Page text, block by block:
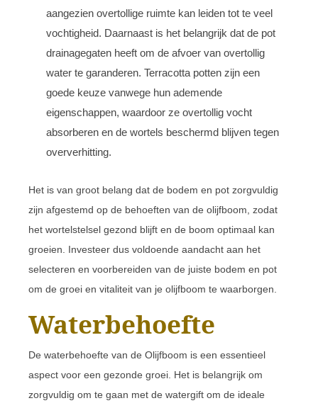
aangezien overtollige ruimte kan leiden tot te veel
vochtigheid. Daarnaast is het belangrijk dat de pot
drainagegaten heeft om de afvoer van overtollig
water te garanderen. Terracotta potten zijn een
goede keuze vanwege hun ademende
eigenschappen, waardoor ze overtollig vocht
absorberen en de wortels beschermd blijven tegen
oververhitting.
Het is van groot belang dat de bodem en pot zorgvuldig
zijn afgestemd op de behoeften van de olijfboom, zodat
het wortelstelsel gezond blijft en de boom optimaal kan
groeien. Investeer dus voldoende aandacht aan het
selecteren en voorbereiden van de juiste bodem en pot
om de groei en vitaliteit van je olijfboom te waarborgen.
Waterbehoefte
De waterbehoefte van de Olijfboom is een essentieel
aspect voor een gezonde groei. Het is belangrijk om
zorgvuldig om te gaan met de watergift om de ideale